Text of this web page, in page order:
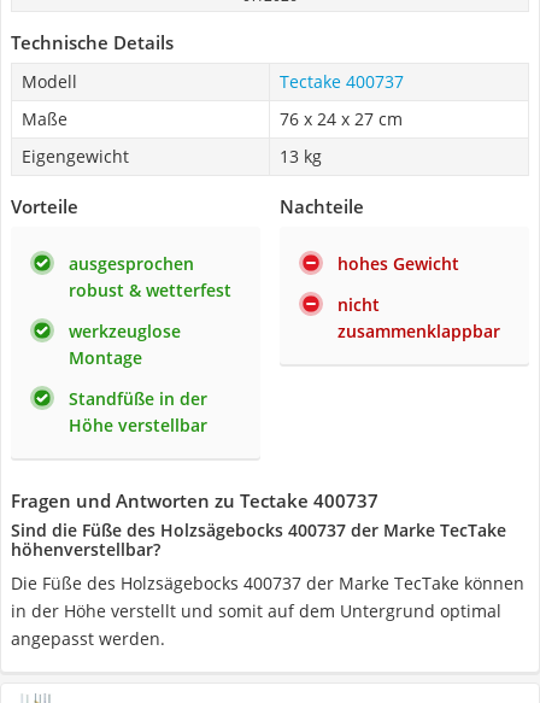
Technische Details
Modell
Tectake 400737
Maße
76 x 24 x 27 cm
Eigengewicht
13 kg
Vorteile
ausgesprochen
robust & wetterfest
werkzeuglose
Montage
Standfüße in der
Höhe verstellbar
Nachteile
hohes Gewicht
nicht
zusammenklappbar
Fragen und Antworten zu Tectake 400737
Sind die Füße des Holzsägebocks 400737 der Marke TecTake
höhenverstellbar?
Die Füße des Holzsägebocks 400737 der Marke TecTake können
in der Höhe verstellt und somit auf dem Untergrund optimal
angepasst werden.